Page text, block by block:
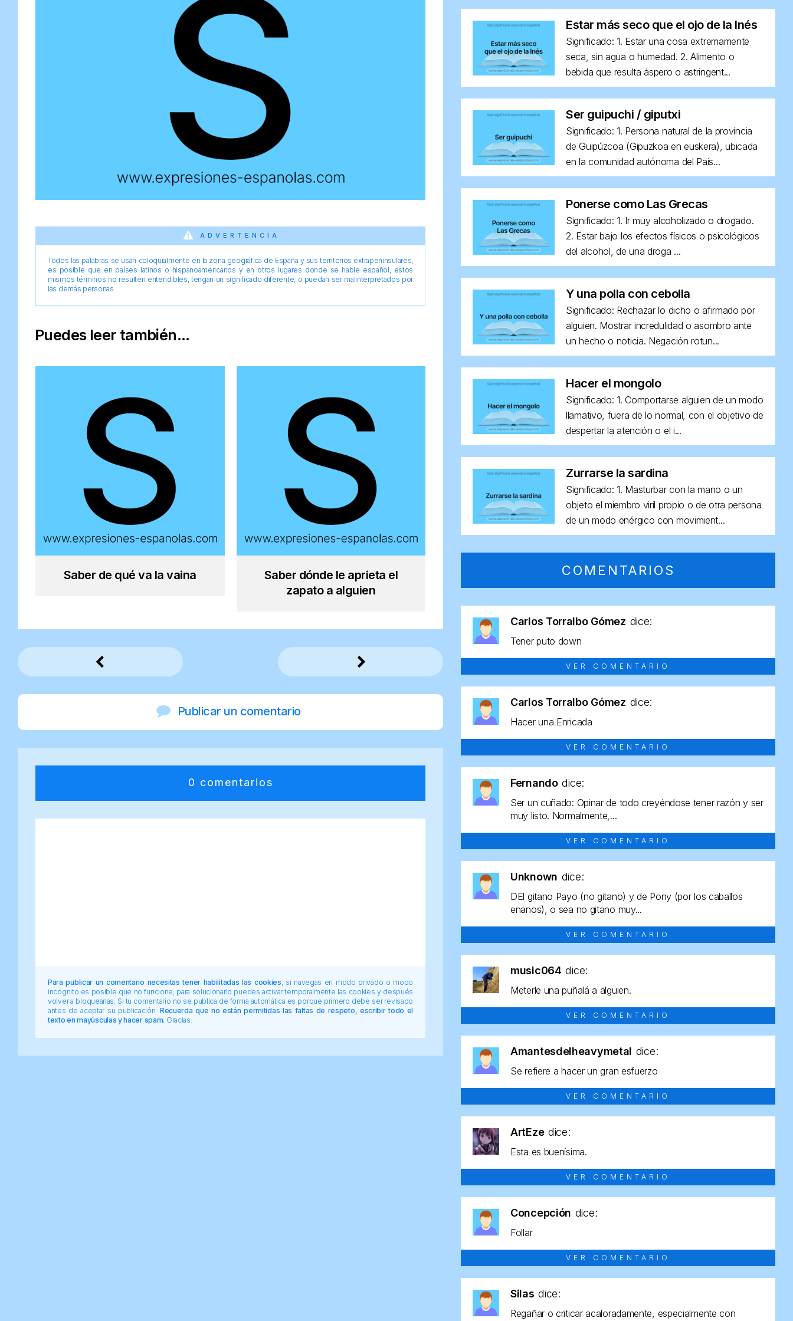
ADVERTENCIA
Todos las palabras se usan coloquialmente en la zona geográfica de España y sus territorios extrapeninsulares,
es posible que en países latinos o hispanoamericanos y en otros lugares donde se hable español, estos
mismos términos no resulten entendibles, tengan un significado diferente, o puedan ser malinterpretados por
las demás personas
Puedes leer también...
Saber de qué va la vaina
Saber dónde le aprieta el
zapato a alguien
Publicar un comentario
0 comentarios
Para publicar un comentario necesitas tener habilitadas las cookies , si navegas en modo privado o modo
incógnito es posible que no funcione, para solucionarlo puedes activar temporalmente las cookies y después
volver a bloquearlas. Si tu comentario no se publica de forma automática es porque primero debe ser revisado
antes de aceptar su publicación. Recuerda que no están permitidas las faltas de respeto, escribir todo el
texto en mayúsculas y hacer spam. Gracias.
Estar más seco que el ojo de la Inés
Significado: 1. Estar una cosa extremamente
seca, sin agua o humedad. 2. Alimento o
bebida que resulta áspero o astringent...
Ser guipuchi / giputxi
Significado: 1. Persona natural de la provincia
de Guipúzcoa (Gipuzkoa en euskera), ubicada
en la comunidad autónoma del País...
Ponerse como Las Grecas
Significado: 1. Ir muy alcoholizado o drogado.
2. Estar bajo los efectos físicos o psicológicos
del alcohol, de una droga ...
Y una polla con cebolla
Significado: Rechazar lo dicho o afirmado por
alguien. Mostrar incredulidad o asombro ante
un hecho o noticia. Negación rotun...
Hacer el mongolo
Significado: 1. Comportarse alguien de un modo
llamativo, fuera de lo normal, con el objetivo de
despertar la atención o el i...
Zurrarse la sardina
Significado: 1. Masturbar con la mano o un
objeto el miembro viril propio o de otra persona
de un modo enérgico con movimient...
COMENTARIOS
Carlos Torralbo Gómez dice:
Tener puto down
VER COMENTARIO
Carlos Torralbo Gómez dice:
Hacer una Enricada
VER COMENTARIO
Fernando dice:
Ser un cuñado: Opinar de todo creyéndose tener razón y ser
muy listo. Normalmente,...
VER COMENTARIO
Unknown dice:
DEl gitano Payo (no gitano) y de Pony (por los caballos
enanos), o sea no gitano muy...
VER COMENTARIO
music064 dice:
Meterle una puñalá a alguien.
VER COMENTARIO
Amantesdelheavymetal dice:
Se refiere a hacer un gran esfuerzo
VER COMENTARIO
ArtEze dice:
Esta es buenísima.
VER COMENTARIO
Concepción dice:
Follar
VER COMENTARIO
Silas dice:
Regañar o criticar acaloradamente, especialmente con